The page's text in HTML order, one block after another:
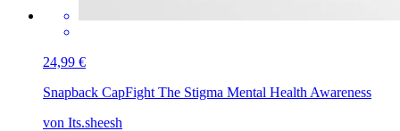
24,99 €
Snapback CapFight The Stigma Mental Health Awareness
von Its.sheesh